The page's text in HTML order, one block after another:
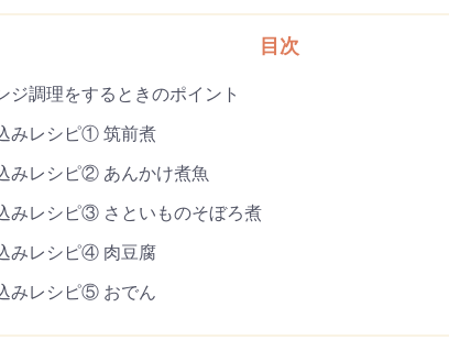
目次
ジ調理をするときのポイント
みレシピ① 筑前煮
みレシピ② あんかけ煮魚
みレシピ③ さといものそぼろ煮
みレシピ④ 肉豆腐
みレシピ⑤ おでん